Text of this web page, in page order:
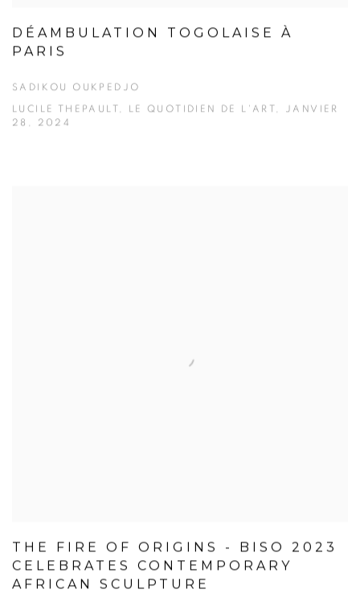
DÉAMBULATION TOGOLAISE À
PARIS
SADIKOU OUKPEDJO
LUCILE THEPAULT, LE QUOTIDIEN DE L'ART, JANVIER
28, 2024
THE FIRE OF ORIGINS - BISO 2023
CELEBRATES CONTEMPORARY
AFRICAN SCULPTURE